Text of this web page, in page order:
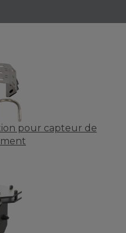
pour capteur de